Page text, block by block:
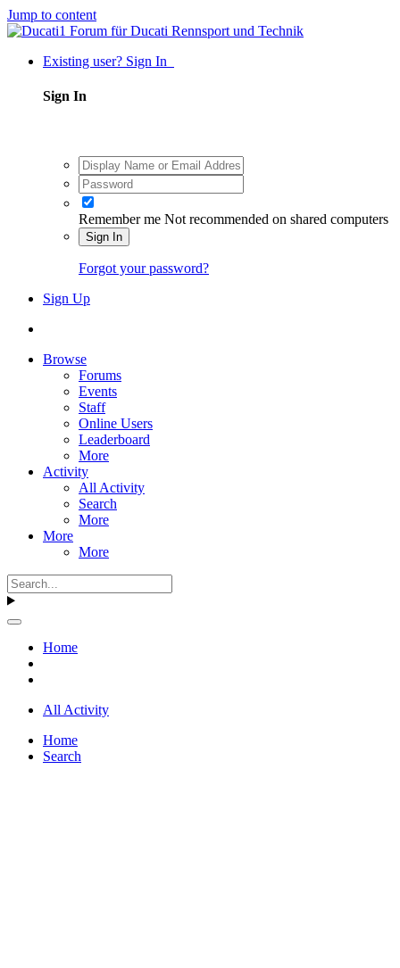
Jump to content
Existing user? Sign In
Sign In
Remember me Not recommended on shared computers
Sign In
Forgot your password?
Sign Up
Browse
Forums
Events
Staff
Online Users
Leaderboard
More
Activity
All Activity
Search
More
More
More
Home
All Activity
Home
Search